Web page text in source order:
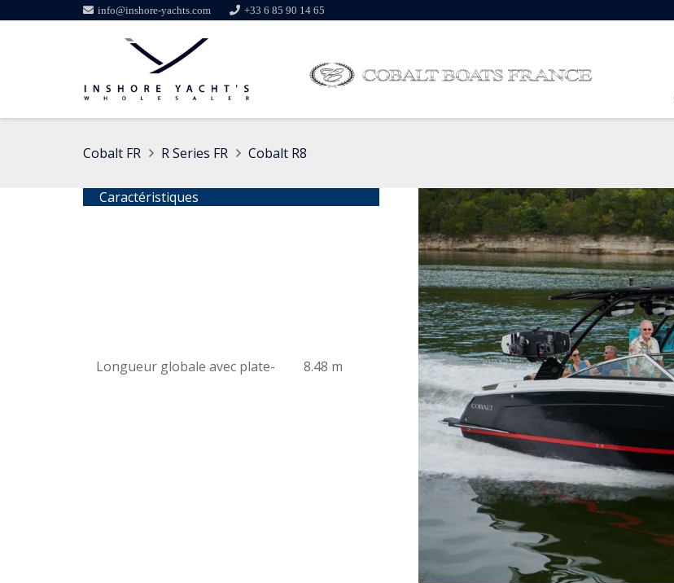
info@inshore-yachts.com +33 6 85 90 14 65
Cobalt FR R Series FR Cobalt R8
Caractéristiques
Longueur globale avec plate- 8.48 m